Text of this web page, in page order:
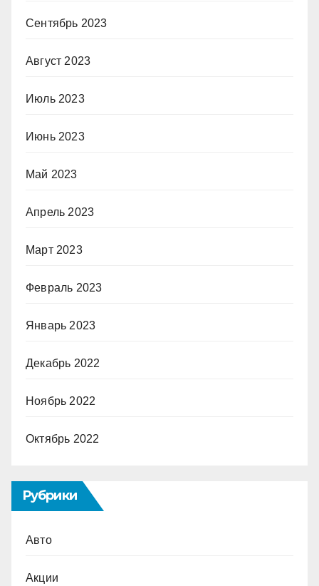
Сентябрь 2023
Август 2023
Июль 2023
Июнь 2023
Май 2023
Апрель 2023
Март 2023
Февраль 2023
Январь 2023
Декабрь 2022
Ноябрь 2022
Октябрь 2022
Рубрики
Авто
Акции